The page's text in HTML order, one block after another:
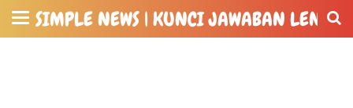
SIMPLE NEWS | KUNCI JAWABAN